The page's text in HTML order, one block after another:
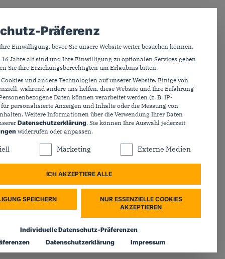
cdu.tv
Dokumente und Argumentationshilfen
38. Parteitag
150 Jahre Adenauer
Bundesfachausschüsse und Netzwerke
Konrad-Adenauer-Haus
Landesverbände der CDU Deutschlands
Grundsatzprogramm der CDU
Deutschlands
MITGLIED WERDEN
August 2025
höchste Amt.
Präferenz
Einwilligung, bevor Sie unsere Website weiter besuchen können.
16 Jahre alt sind und Ihre Einwilligung zu optionalen Services geben
Sie Ihre Erziehungsberechtigten um Erlaubnis bitten.
und andere Technologien auf unserer Website. Einige von
während andere uns helfen, diese Website und Ihre Erfahrung
Daten können verarbeitet werden (z. B. IP-
für personalisierte Anzeigen und Inhalte oder die Messung von
Weitere Informationen über die Verwendung Ihrer Daten
Datenschutzerklärung. Sie können Ihre Auswahl jederzeit
widerrufen oder anpassen.
Liste der Service-Gruppen, für die eine Einwilligung
Marketing Externe Medien
ICH AKZEPTIERE ALLE
SPEICHERN
NUR ESSENZIELLE COOKIES
AKZEPTIEREN
Individuelle Datenschutz-Präferenzen
Datenschutzerklärung Impressum